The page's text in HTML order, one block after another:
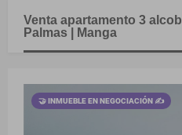
Venta apartamento 3
Palmas | Manga
🤝 INMUEBLE EN NEGOCIACIÓN ✍